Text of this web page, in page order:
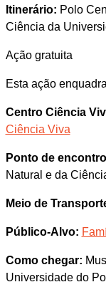
Itinerário: Polo
Ciência da
Ação gratuita
Esta ação
Centro Ciência
Ciência Viva
Ponto de
Natural e da
Meio de
Público-Alvo:
Como chegar:
Universidade do